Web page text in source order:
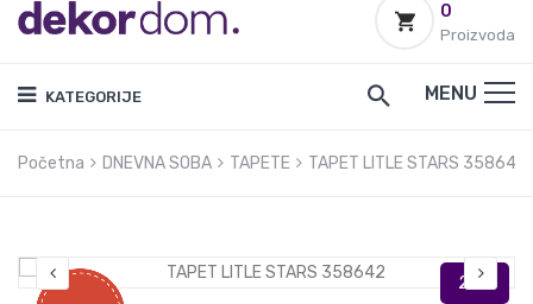
0
Proizvoda
KATEGORIJE MENU
Početna DNEVNA SOBA TAPETE TAPET LITLE STARS 358642